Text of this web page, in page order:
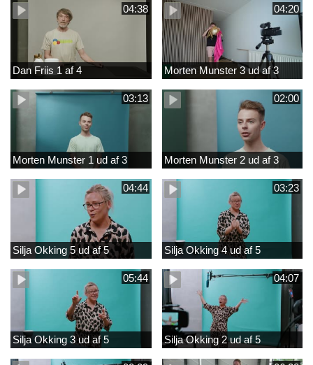
04:38
Dan Friis 1 af 4
04:20
Morten Munster 3 ud af 3
03:13
Morten Munster 1 ud af 3
02:00
Morten Munster 2 ud af 3
04:44
Silja Okking 5 ud af 5
03:23
Silja Okking 4 ud af 5
05:44
Silja Okking 3 ud af 5
04:07
Silja Okking 2 ud af 5